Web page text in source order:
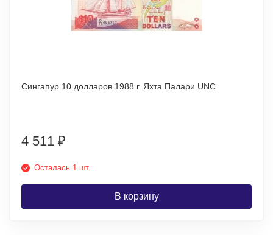
Сингапур 10 долларов 1988 г. Яхта Палари UNC
4 511 ₽
Осталась 1 шт.
В корзину